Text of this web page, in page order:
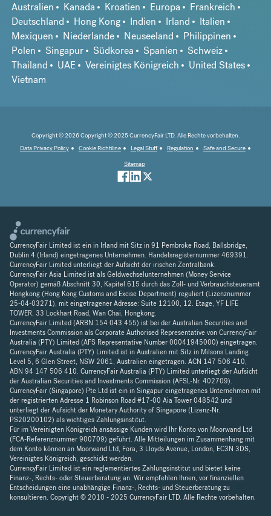
Australien
Kanada Kroatien Europa
Frankreich
Deutschland
Hong Kong Indien Irland
Italien
Mexiquen
Niederlande Neuseeland
Philippinen
Polen
Singapur Südkorea Spanien
Schweiz
Thailand
UAE Vereinigtes Königreich
United States
Vietnam
Copyright © 2026 Copyright © 2025 CurrencyFair LTD. Alle Rechte vorbehalten.
Data Privacy Policy
Cookie Richtiline Legal Stuff Regulation
Safe and Secure
Sitemap
CurrencyFair Limited ist ein in Irland mit Sitz in 91 Pembroke Road, Ballsbridge,
Dublin 4 (Irland) eingetragenes Unternehmen. Handelsregisternummer 469391.
CurrencyFair Limited unterliegt der Aufsicht der irischen Zentralbank.
CurrencyFair Asia Limited ist als Geldwechselunternehmen (Money Service
Operator) gemäß Abschnitt 30, Kapitel 615 durch das Zoll- und Verbrauchsteueramt
Hongkong (Hong Kong Customs and Excise Department) reguliert (Lizenznummer
25-04-03271), mit eingetragener Adresse: Suite 12100, 12. Etage, YF LIFE
TOWER, 33 Lockhart Road, Wan Chai, Hongkong.
CurrencyFair Limited (ARBN 154 043 455) ist bei der Australian Securities and
Investments Commission als Corporate Authorised Representative von CurrencyFair
Australia (PTY) Limited (AFS Representative Number 00041945000) eingetragen.
CurrencyFair Australia (PTY) Limited ist in Australien mit Sitz in Milsons Landing
Level 5, 6 Glen Street, NSW 2061, Australien eingetragen. ACN 147 506 410,
ABN 94 147 506 410. CurrencyFair Australia (PTY) Limited unterliegt der Aufsicht
der Australian Securities and Investments Commission (AFSL-Nr. 402709).
CurrencyFair (Singapore) Pte Ltd ist ein in Singapur eingetragenes Unternehmen mit
der registrierten Adresse 1 Robinson Road #17-00 Aia Tower 048542 und
unterliegt der Aufsicht der Monetary Authority of Singapore (Lizenz-Nr.
PS20200102) als wichtiges Zahlungsinstitut.
Für im Vereinigten Königreich ansässige Kunden wird Ihr Konto von Moorwand Ltd
(FCA-Referenznummer 900709) geführt. Alle Mitteilungen im Zusammenhang mit
dem Konto können an Moorwand Ltd, Fora, 3 Lloyds Avenue, London, EC3N 3DS,
Vereinigtes Königreich, geschickt werden.
CurrencyFair Limited ist ein reglementiertes Zahlungsinstitut und bietet keine
Finanz-, Rechts- oder Steuerberatung an. Wir empfehlen Ihnen, vor finanziellen
Entscheidungen eine unabhängige Finanz-, Rechts- und Steuerberatung zu
konsultieren. Copyright © 2010 - 2025 CurrencyFair LTD. Alle Rechte vorbehalten.